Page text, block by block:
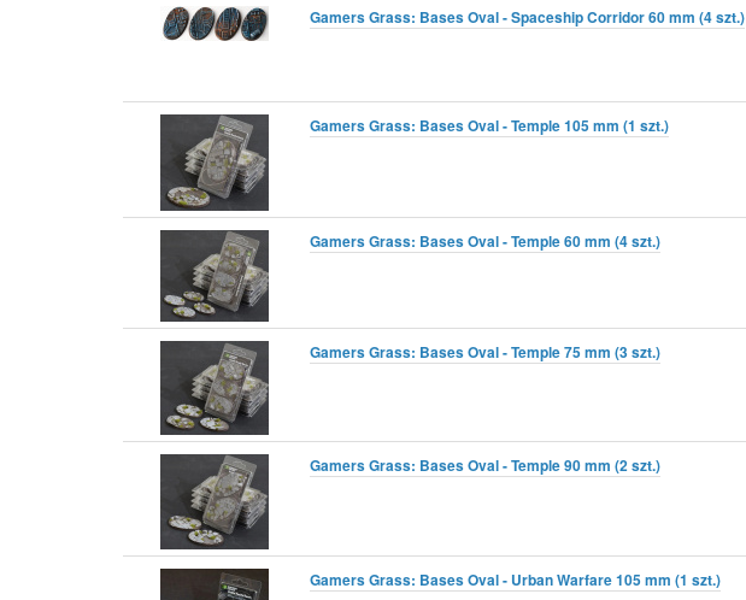
Gamers Grass: Bases Oval - Spaceship Corridor 60 mm (4 szt.)
Gamers Grass: Bases Oval - Temple 105 mm (1 szt.)
Gamers Grass: Bases Oval - Temple 60 mm (4 szt.)
Gamers Grass: Bases Oval - Temple 75 mm (3 szt.)
Gamers Grass: Bases Oval - Temple 90 mm (2 szt.)
Gamers Grass: Bases Oval - Urban Warfare 105 mm (1 szt.)